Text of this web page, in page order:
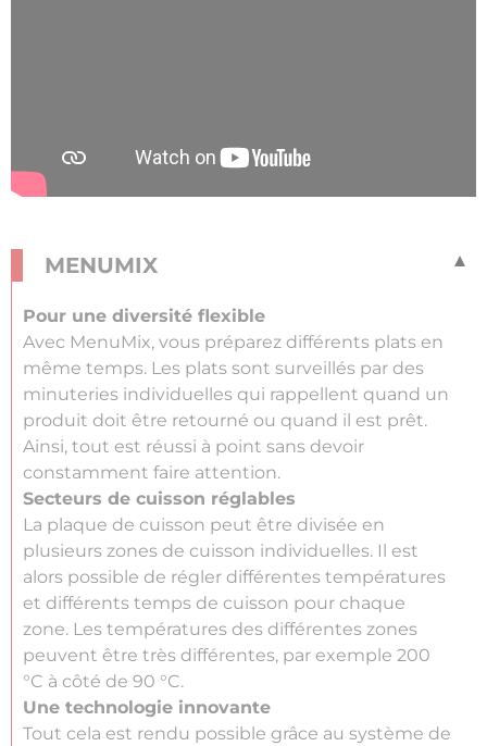
MENUMIX
Pour une diversité flexible
Avec MenuMix, vous préparez différents plats en
même temps. Les plats sont surveillés par des
minuteries individuelles qui rappellent quand un
produit doit être retourné ou quand il est prêt.
Ainsi, tout est réussi à point sans devoir
constamment faire attention.
Secteurs de cuisson réglables
La plaque de cuisson peut être divisée en
plusieurs zones de cuisson individuelles. Il est
alors possible de régler différentes températures
et différents temps de cuisson pour chaque
zone. Les températures des différentes zones
peuvent être très différentes, par exemple 200
°C à côté de 90 °C.
Une technologie innovante
Tout cela est rendu possible grâce au système de